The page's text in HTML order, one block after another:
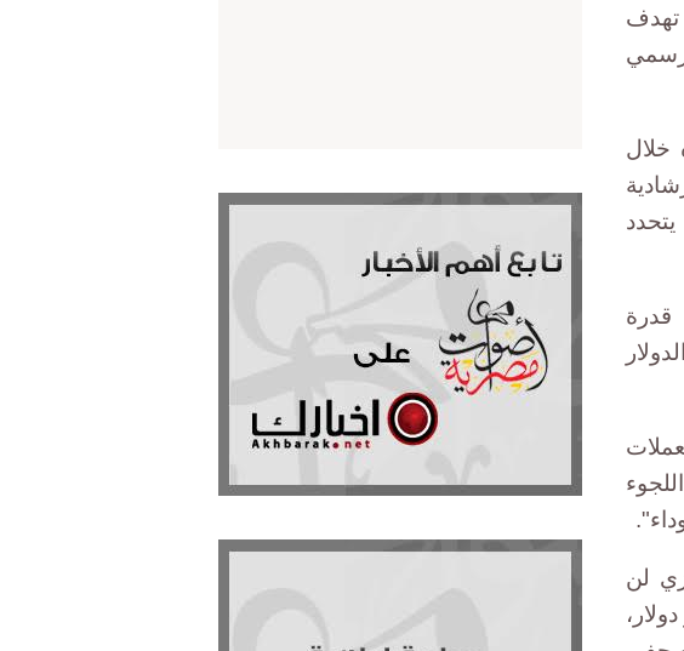
تهدف
رسمي
خلال
قدرة
لن
من النقد الأجنبي إلى 25 مليار دولار،